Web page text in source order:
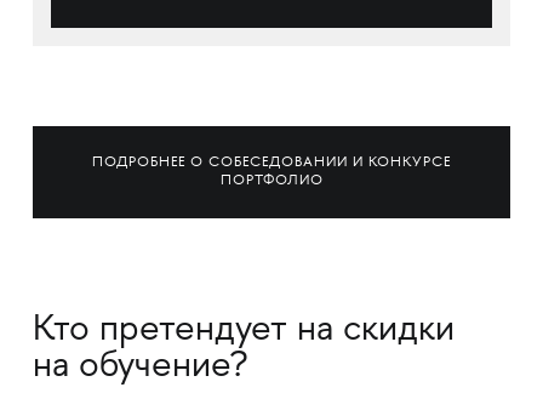
ПОДРОБНЕЕ О СОБЕСЕДОВАНИИ И КОНКУРСЕ
ПОРТФОЛИО
Кто претендует на скидки
на обучение?